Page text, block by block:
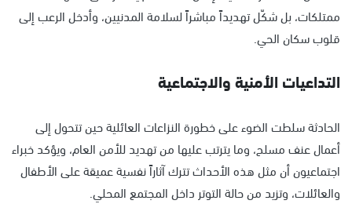
ممتلكات، بل شكّل تهديداً مباشراً لسلامة المدنيين، وأدخل الرعب إلى
قلوب سكان الحي.
التداعيات الأمنية والاجتماعية
الحادثة سلطت الضوء على خطورة النزاعات العائلية حين تتحول إلى
أعمال عنف مسلح، وما يترتب عليها من تهديد للأمن العام، ويؤكد خبراء
اجتماعيون أن مثل هذه الأحداث تترك آثاراً نفسية عميقة على الأطفال
والعائلات، وتزيد من حالة التوتر داخل المجتمع المحلي.